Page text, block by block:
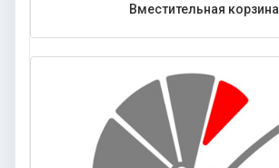
Вместительная корзина